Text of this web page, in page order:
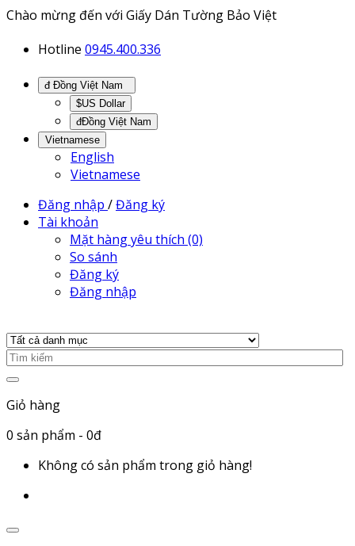
Chào mừng đến với Giấy Dán Tường Bảo Việt
Hotline 0945.400.336
$US Dollar
đĐồng Việt Nam
Vietnamese
English
Vietnamese
Đăng nhập /Đăng ký
Tài khoản
Mặt hàng yêu thích (0)
So sánh
Đăng ký
Đăng nhập
Giỏ hàng
0 sản phẩm - 0đ
Không có sản phẩm trong giỏ hàng!